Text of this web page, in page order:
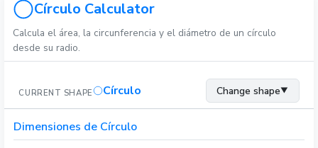
CONVERSIONES
CIENCIA
COTIDIANO
OTRAS HERRAMIENTAS
Círculo Calculator
Calcula el área, la circunferencia y el diámetro de un círculo
desde su radio.
CURRENT SHAPE Círculo Change shape▼
Dimensiones de Círculo